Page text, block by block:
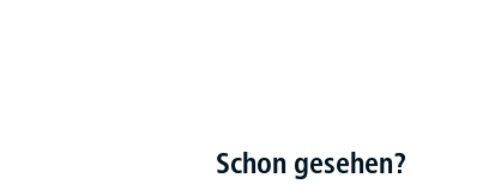
Schon gesehen?